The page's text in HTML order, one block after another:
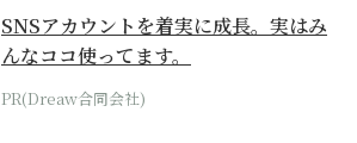
SNSアカウントを着実に成長。実はみ
んなココ使ってます。
PR(Dreaw合同会社)